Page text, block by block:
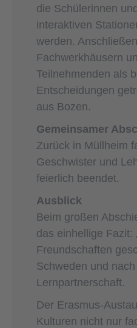
die Schülerinnen
interaktiven
werden.
Fachwerkhäusern
Teilnehmenden als
Entscheidungen
aus Bozen.
Gemeinsamer
Zurück in Müllheim
Geschwister und
feierlich beendet.
Ausblick
Beim großen
das einhellige Fazit:
Freundschaften
Schweden und
Lernpartnerschaft.
Der
Kulturen nicht nur